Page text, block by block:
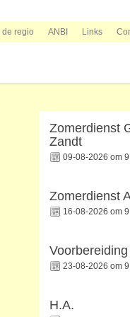
de regio ANBI Links
Zomerdienst
Zandt
09-08-2026 om
Zomerdienst
16-08-2026 om
23-08-2026 om
H.A.